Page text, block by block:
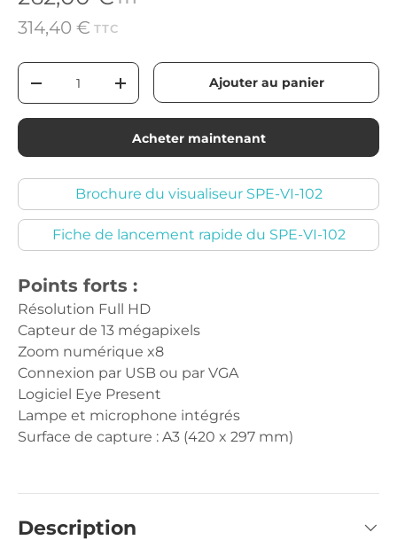
314,40 € TTC
Qté
-
+ Ajouter au panier
Acheter maintenant
Brochure du visualiseur SPE-VI-102
Fiche de lancement rapide du SPE-VI-102
Points forts :
Résolution Full HD
Capteur de 13 mégapixels
Zoom numérique x8
Connexion par USB ou par VGA
Logiciel Eye Present
Lampe et microphone intégrés
Surface de capture : A3 (420 x 297 mm)
Description